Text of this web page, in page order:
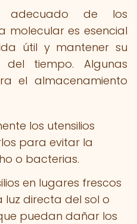
adecuado de los
molecular es esencial
útil y mantener su
tiempo. Algunas
el almacenamiento
los utensilios
para evitar la
o bacterias.
en lugares frescos
luz directa del sol o
puedan dañar los